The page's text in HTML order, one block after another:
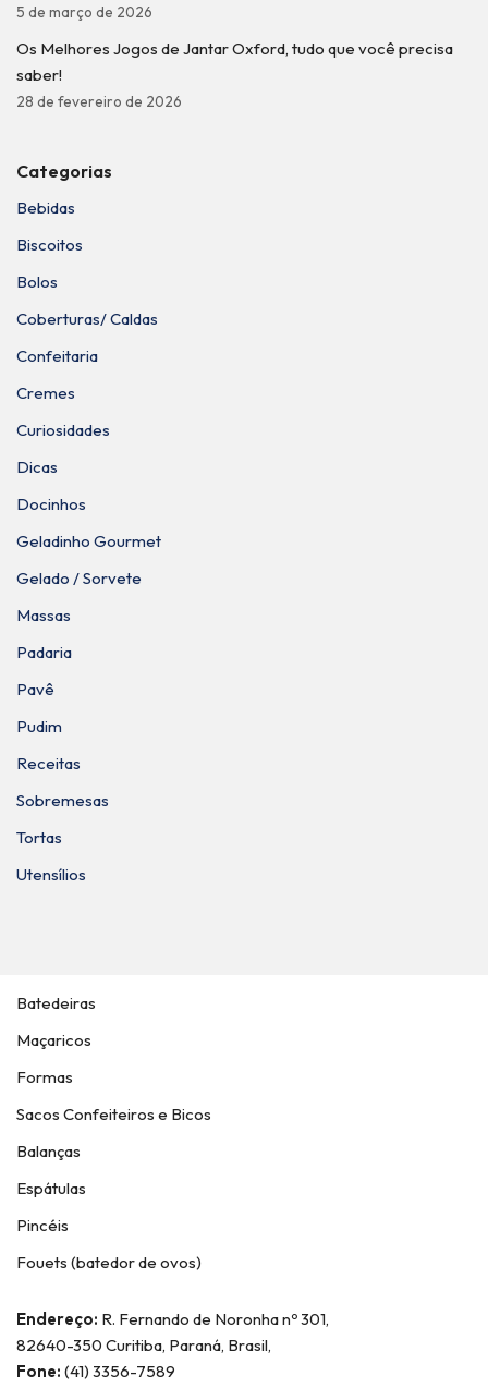
5 de março de 2026
Os Melhores Jogos de Jantar Oxford, tudo que você precisa
saber!
28 de fevereiro de 2026
Categorias
Bebidas
Biscoitos
Bolos
Coberturas/ Caldas
Confeitaria
Cremes
Curiosidades
Dicas
Docinhos
Geladinho Gourmet
Gelado / Sorvete
Massas
Padaria
Pavê
Pudim
Receitas
Sobremesas
Tortas
Utensílios
Batedeiras
Maçaricos
Formas
Sacos Confeiteiros e Bicos
Balanças
Espátulas
Pincéis
Fouets (batedor de ovos)
Endereço: R. Fernando de Noronha nº 301,
82640-350 Curitiba, Paraná, Brasil,
Fone: (41) 3356-7589